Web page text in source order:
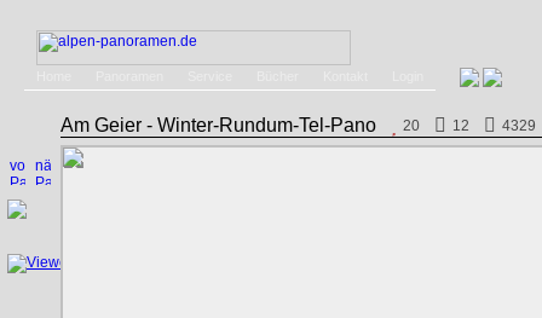
Am Geier - Winter-Rundum-Tel-Pano 20 12 4329